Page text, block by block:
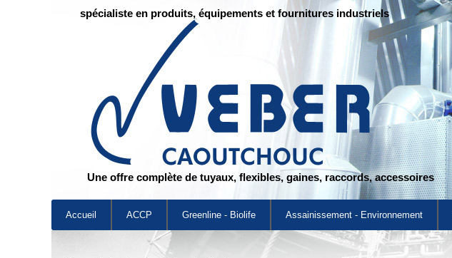
spécialiste en produits, équipements et fournitures industriels
Une offre complète de tuyaux, flexibles, gaines, raccords, accessoires
Accueil ACCP Greenline - Biolife Assainissement - Environnement